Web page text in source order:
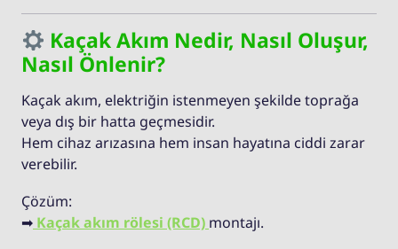
Kaçak Akım Nedir, Nasıl Oluşur,
Nasıl Önlenir?
Kaçak akım, elektriğin istenmeyen şekilde toprağa
veya dış bir hatta geçmesidir.
Hem cihaz arızasına hem insan hayatına ciddi zarar
verebilir.
Çözüm:
➡ Kaçak akım rölesi (RCD) montajı.